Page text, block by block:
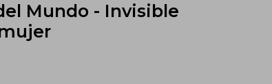
Mundo - Invisible